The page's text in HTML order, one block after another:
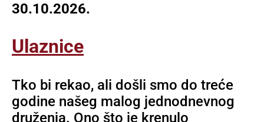
30.10.2026.
Ulaznice
Tko bi rekao, ali došli smo do treće
godine našeg malog jednodnevnog
druženja. Ono što je krenulo